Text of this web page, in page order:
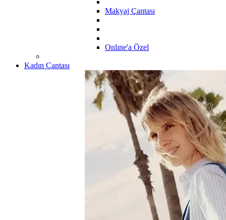
Makyaj Çantası
Onlıne'a Özel
Kadın Çantası